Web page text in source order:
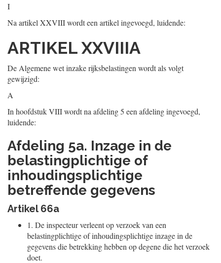
I
Na artikel XXVIII wordt een artikel ingevoegd, luidende:
ARTIKEL XXVIIIA
De Algemene wet inzake rijksbelastingen wordt als volgt
gewijzigd:
A
In hoofdstuk VIII wordt na afdeling 5 een afdeling ingevoegd,
luidende:
Afdeling 5a. Inzage in de
belastingplichtige of
inhoudingsplichtige
betreffende gegevens
Artikel 66a
1. De inspecteur verleent op verzoek van een
belastingplichtige of inhoudingsplichtige inzage in de
gegevens die betrekking hebben op degene die het verzoek
doet.